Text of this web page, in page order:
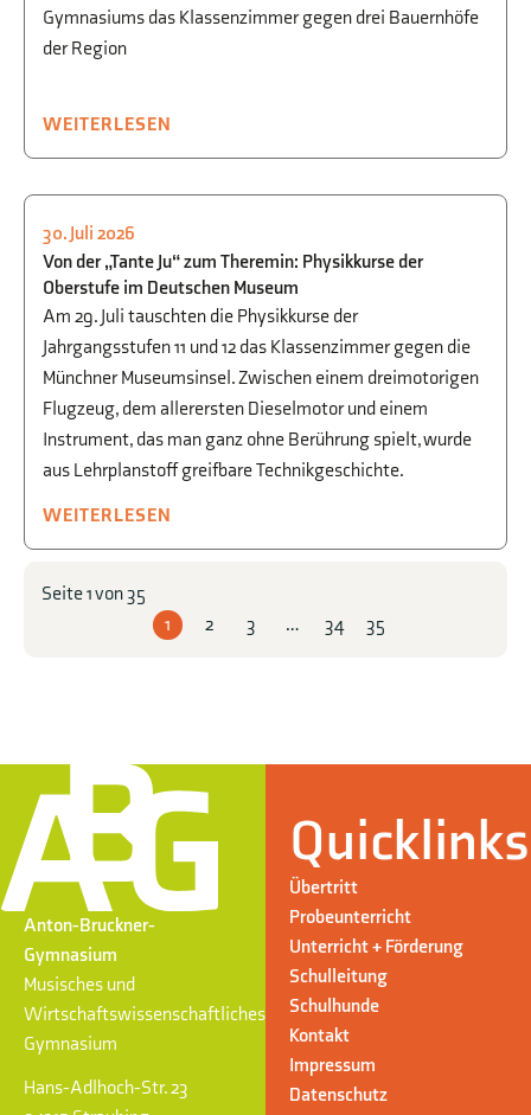
Gymnasiums das Klassenzimmer gegen drei Bauernhöfe
der Region
WEITERLESEN
PHYSIK
30. Juli 2026
Von der „Tante Ju“ zum Theremin: Physikkurse der
Oberstufe im Deutschen Museum
Am 29. Juli tauschten die Physikkurse der
Jahrgangsstufen 11 und 12 das Klassenzimmer gegen die
Münchner Museumsinsel. Zwischen einem dreimotorigen
Flugzeug, dem allerersten Dieselmotor und einem
Instrument, das man ganz ohne Berührung spielt, wurde
aus Lehrplanstoff greifbare Technikgeschichte.
WEITERLESEN
Seite 1 von 35
1
2 3 … 34 35
Anton-Bruckner-
Gymnasium
Musisches und
Wirtschaftswissenschaftliches
Gymnasium
Hans-Adlhoch-Str. 23
Quicklinks
Übertritt
Probeunterricht
Unterricht + Förderung
Schulleitung
Schulhunde
Kontakt
Impressum
Datenschutz